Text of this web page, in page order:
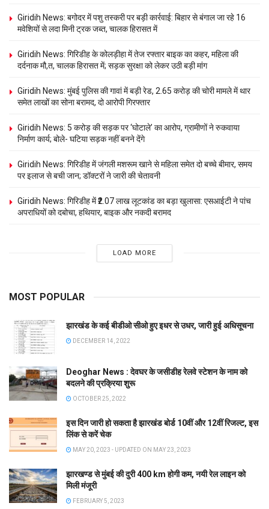
Giridih News: बगोदर में पशु तस्करी पर बड़ी कार्रवाई: बिहार से बंगाल जा रहे 16
मवेशियों से लदा मिनी ट्रक जब्त, चालक हिरासत में
Giridih News: गिरिडीह के कोलड़ीहा में तेज रफ्तार बाइक का कहर, महिला की
दर्दनाक मौ,त, चालक हिरासत में; सड़क सुरक्षा को लेकर उठी बड़ी मांग
Giridih News: मुंबई पुलिस की गावां में बड़ी रेड, 2.65 करोड़ की चोरी मामले में थार
समेत लाखों का सोना बरामद, दो आरोपी गिरफ्तार
Giridih News: 5 करोड़ की सड़क पर ‘घोटाले’ का आरोप, ग्रामीणों ने रुकवाया
निर्माण कार्य; बोले- घटिया सड़क नहीं बनने देंगे
Giridih News: गिरिडीह में जंगली मशरूम खाने से महिला समेत दो बच्चे बीमार, समय
पर इलाज से बची जान; डॉक्टरों ने जारी की चेतावनी
Giridih News: गिरिडीह में ₹2.07 लाख लूटकांड का बड़ा खुलासा: एसआईटी ने पांच
अपराधियों को दबोचा, हथियार, बाइक और नकदी बरामद
LOAD MORE
MOST POPULAR
झारखंड के कई बीडीओ सीओ हुए इधर से उधर, जारी हुई अधिसूचना
DECEMBER 14, 2022
Deoghar News : देवघर के जसीडीह रेलवे स्टेशन के नाम को
बदलने की प्रक्रिया शुरू
OCTOBER 25, 2022
इस दिन जारी हो सकता है झारखंड बोर्ड 10वीं और 12वीं रिजल्ट, इस
लिंक से करें चेक
MAY 20, 2023 - UPDATED ON MAY 23, 2023
झारखण्ड से मुंबई की दुरी 400 km होगी कम, नयी रेल लाइन को
मिली मंजूरी
FEBRUARY 5, 2023